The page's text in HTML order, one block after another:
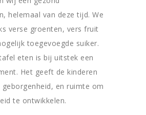
helemaal van deze tijd. We
verse groenten, vers fruit
toegevoegde suiker.
eten is bij uitstek een
Het geeft de kinderen
en ruimte om
te ontwikkelen.